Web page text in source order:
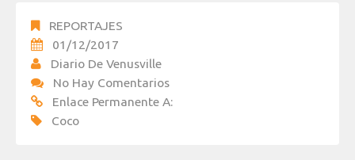
REPORTAJES
01/12/2017
Diario De Venusville
No Hay Comentarios
Enlace Permanente A:
Coco